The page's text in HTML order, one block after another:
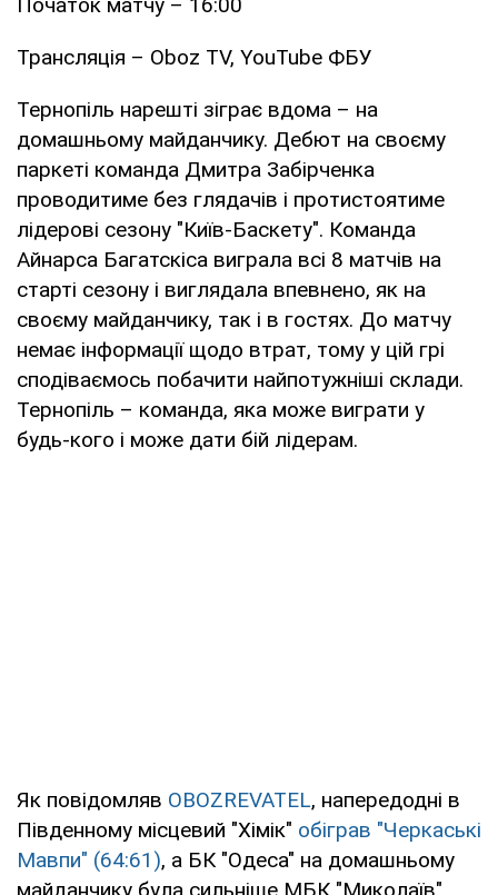
Трансляція – Oboz TV, YouTube ФБУ
Тернопіль нарешті зіграє вдома – на
домашньому майданчику. Дебют на своєму
паркеті команда Дмитра Забірченка
проводитиме без глядачів і протистоятиме
лідерові сезону "Київ-Баскету". Команда
Айнарса Багатскіса виграла всі 8 матчів на
старті сезону і виглядала впевнено, як на
своєму майданчику, так і в гостях. До матчу
немає інформації щодо втрат, тому у цій грі
сподіваємось побачити найпотужніші склади.
Тернопіль – команда, яка може виграти у
будь-кого і може дати бій лідерам.
Як повідомляв OBOZREVATEL, напередодні в
Південному місцевий "Хімік" обіграв "Черкаські
Мавпи" (64:61), а БК "Одеса" на домашньому
майданчику була сильніше МБК "Миколаїв"